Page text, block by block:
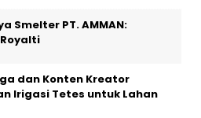
Smelter PT. AMMAN:
dan Konten Kreator
Irigasi Tetes untuk Lahan